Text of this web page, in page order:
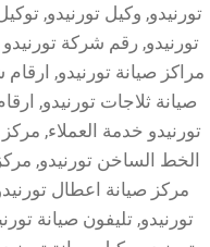
تورنيدو, وكيل تورنيدو,
تورنيدو, رقم شركة
مراكز صيانة تورنيدو,
صيانة ثلاجات تورنيدو,
تورنيدو خدمة العملاء,
الخط الساخن تورنيدو,
مركز صيانة اعطال
تورنيدو, تليفون صيانة